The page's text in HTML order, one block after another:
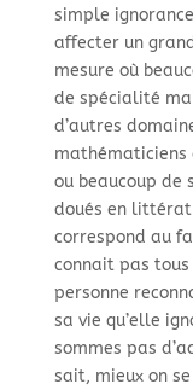
simple
affecter un
mesure où
de spécialité
d’autres
mathématiciens
ou beaucoup de
doués en
correspond au
connait pas
personne
sa vie qu’elle
sommes pas
sait, mieux on se